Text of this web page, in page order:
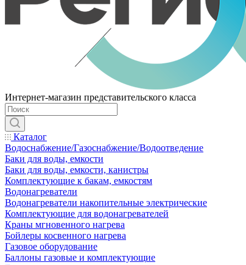
Интернет-магазин представительского класса
Каталог
Водоснабжение/Газоснабжение/Водоотведение
Баки для воды, емкости
Баки для воды, емкости, канистры
Комплектующие к бакам, емкостям
Водонагреватели
Водонагреватели накопительные электрические
Комплектующие для водонагревателей
Краны мгновенного нагрева
Бойлеры косвенного нагрева
Газовое оборудование
Баллоны газовые и комплектующие